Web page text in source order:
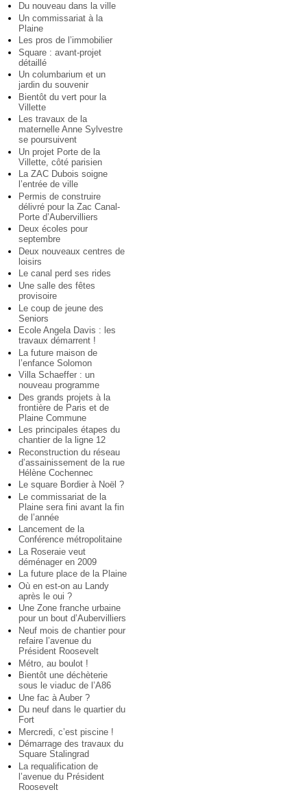
Du nouveau dans la ville
Un commissariat à la
Plaine
Les pros de l’immobilier
Square : avant-projet
détaillé
Un columbarium et un
jardin du souvenir
Bientôt du vert pour la
Villette
Les travaux de la
maternelle Anne Sylvestre
se poursuivent
Un projet Porte de la
Villette, côté parisien
La ZAC Dubois soigne
l’entrée de ville
Permis de construire
délivré pour la Zac Canal-
Porte d’Aubervilliers
Deux écoles pour
septembre
Deux nouveaux centres de
loisirs
Le canal perd ses rides
Une salle des fêtes
provisoire
Le coup de jeune des
Seniors
Ecole Angela Davis : les
travaux démarrent !
La future maison de
l’enfance Solomon
Villa Schaeffer : un
nouveau programme
Des grands projets à la
frontière de Paris et de
Plaine Commune
Les principales étapes du
chantier de la ligne 12
Reconstruction du réseau
d’assainissement de la rue
Hélène Cochennec
Le square Bordier à Noël ?
Le commissariat de la
Plaine sera fini avant la fin
de l’année
Lancement de la
Conférence métropolitaine
La Roseraie veut
déménager en 2009
La future place de la Plaine
Où en est-on au Landy
après le oui ?
Une Zone franche urbaine
pour un bout d’Aubervilliers
Neuf mois de chantier pour
refaire l’avenue du
Président Roosevelt
Métro, au boulot !
Bientôt une déchèterie
sous le viaduc de l’A86
Une fac à Auber ?
Du neuf dans le quartier du
Fort
Mercredi, c’est piscine !
Démarrage des travaux du
Square Stalingrad
La requalification de
l’avenue du Président
Roosevelt